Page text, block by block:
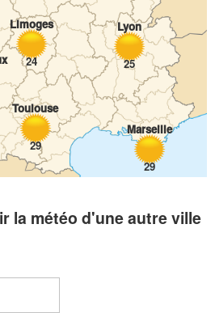
Lyon
25
Toulouse
29
Marseille
29
Limoges
24
la météo d'une autre ville